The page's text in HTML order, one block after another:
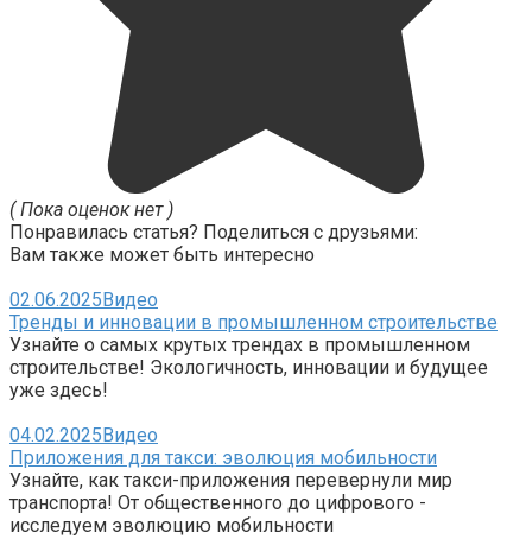
( Пока оценок нет )
Понравилась статья? Поделиться с друзьями:
Вам также может быть интересно
02.06.2025 Видео
Тренды и инновации в промышленном строительстве
Узнайте о самых крутых трендах в промышленном
строительстве! Экологичность, инновации и будущее
уже здесь!
04.02.2025 Видео
Приложения для такси: эволюция мобильности
Узнайте, как такси-приложения перевернули мир
транспорта! От общественного до цифрового -
исследуем эволюцию мобильности